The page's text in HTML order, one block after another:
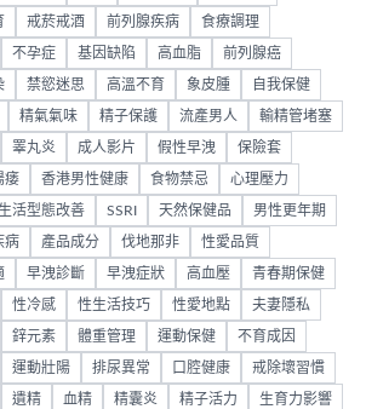
戒菸戒酒 前列腺疾病 食療調理
不孕症 基因缺陷 高血脂 前列腺癌
禁慾迷思 高溫不育 象皮腫 自我保健
精氣氣味 精子保護 流產男人 輸精管堵塞
睪丸炎 成人影片 假性早洩 保險套
痿 香港男性健康 食物禁忌 心理壓力
生活型態改善 SSRI 天然保健品 男性更年期
病 產品成分 伐地那非 性愛品質
早洩診斷 早洩症狀 高血壓 青春期保健
性冷感 性生活技巧 性愛地點 夫妻隱私
鋅元素 體重管理 運動保健 不育成因
運動壯陽 排尿異常 口腔健康 戒除壞習慣
遺精 血精 精囊炎 精子活力 生育力影響